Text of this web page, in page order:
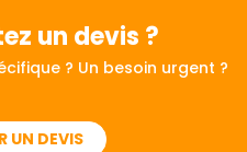
un devis ?
? Un besoin urgent ?
UN DEVIS